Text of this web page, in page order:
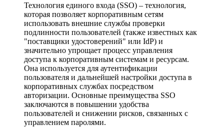
Технология единого входа (SSO) – технология,
которая позволяет корпоративным сетям
использовать внешние службы проверки
подлинности пользователей (также известных как
"поставщики удостоверений" или IdP) и
значительно упрощает процесс управления
доступа к корпоративным системам и ресурсам.
Она используется для аутентификации
пользователя и дальнейшей настройки доступа в
корпоративных службах посредством
авторизации. Основные преимущества SSO
заключаются в повышении удобства
пользователей и снижении рисков, связанных с
управлением паролями.